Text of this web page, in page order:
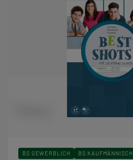
BS GEWERBLICH BS KAUFMÄNNISCH